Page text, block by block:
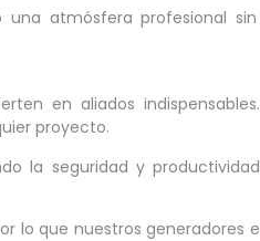
atmósfera profesional
en aliados indispensables.
proyecto.
la seguridad y
lo que nuestros generadores